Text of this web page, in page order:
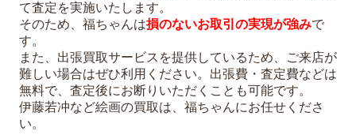
て査定を実施いたします。
そのため、福ちゃんは損のないお取引の実現が強みで
す。
また、出張買取サービスを提供しているため、ご来店が
難しい場合はぜひ利用ください。出張費・査定費などは
無料で、査定後にお断りいただくことも可能です。
伊藤若冲など絵画の買取は、福ちゃんにお任せくださ
い。